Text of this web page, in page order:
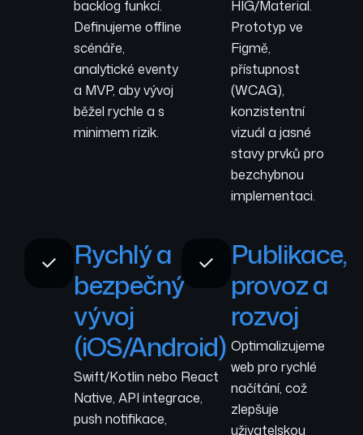
backlog funkcí.
Definujeme offline
scénáře,
analytické eventy
a MVP, aby vývoj
běžel rychle a s
minimem rizik.
HIG/Material.
Prototyp ve
Figmě,
přístupnost
(WCAG),
konzistentní
vizuál a jasné
stavy prvků pro
bezchybnou
implementaci.
Rychlý a
bezpečný
vývoj
(iOS/Android)
Swift/Kotlin nebo React
Native, API integrace,
push notifikace,
Publikace,
provoz a
rozvoj
Optimalizujeme
web pro rychlé
načítání, což
zlepšuje
uživatelskou